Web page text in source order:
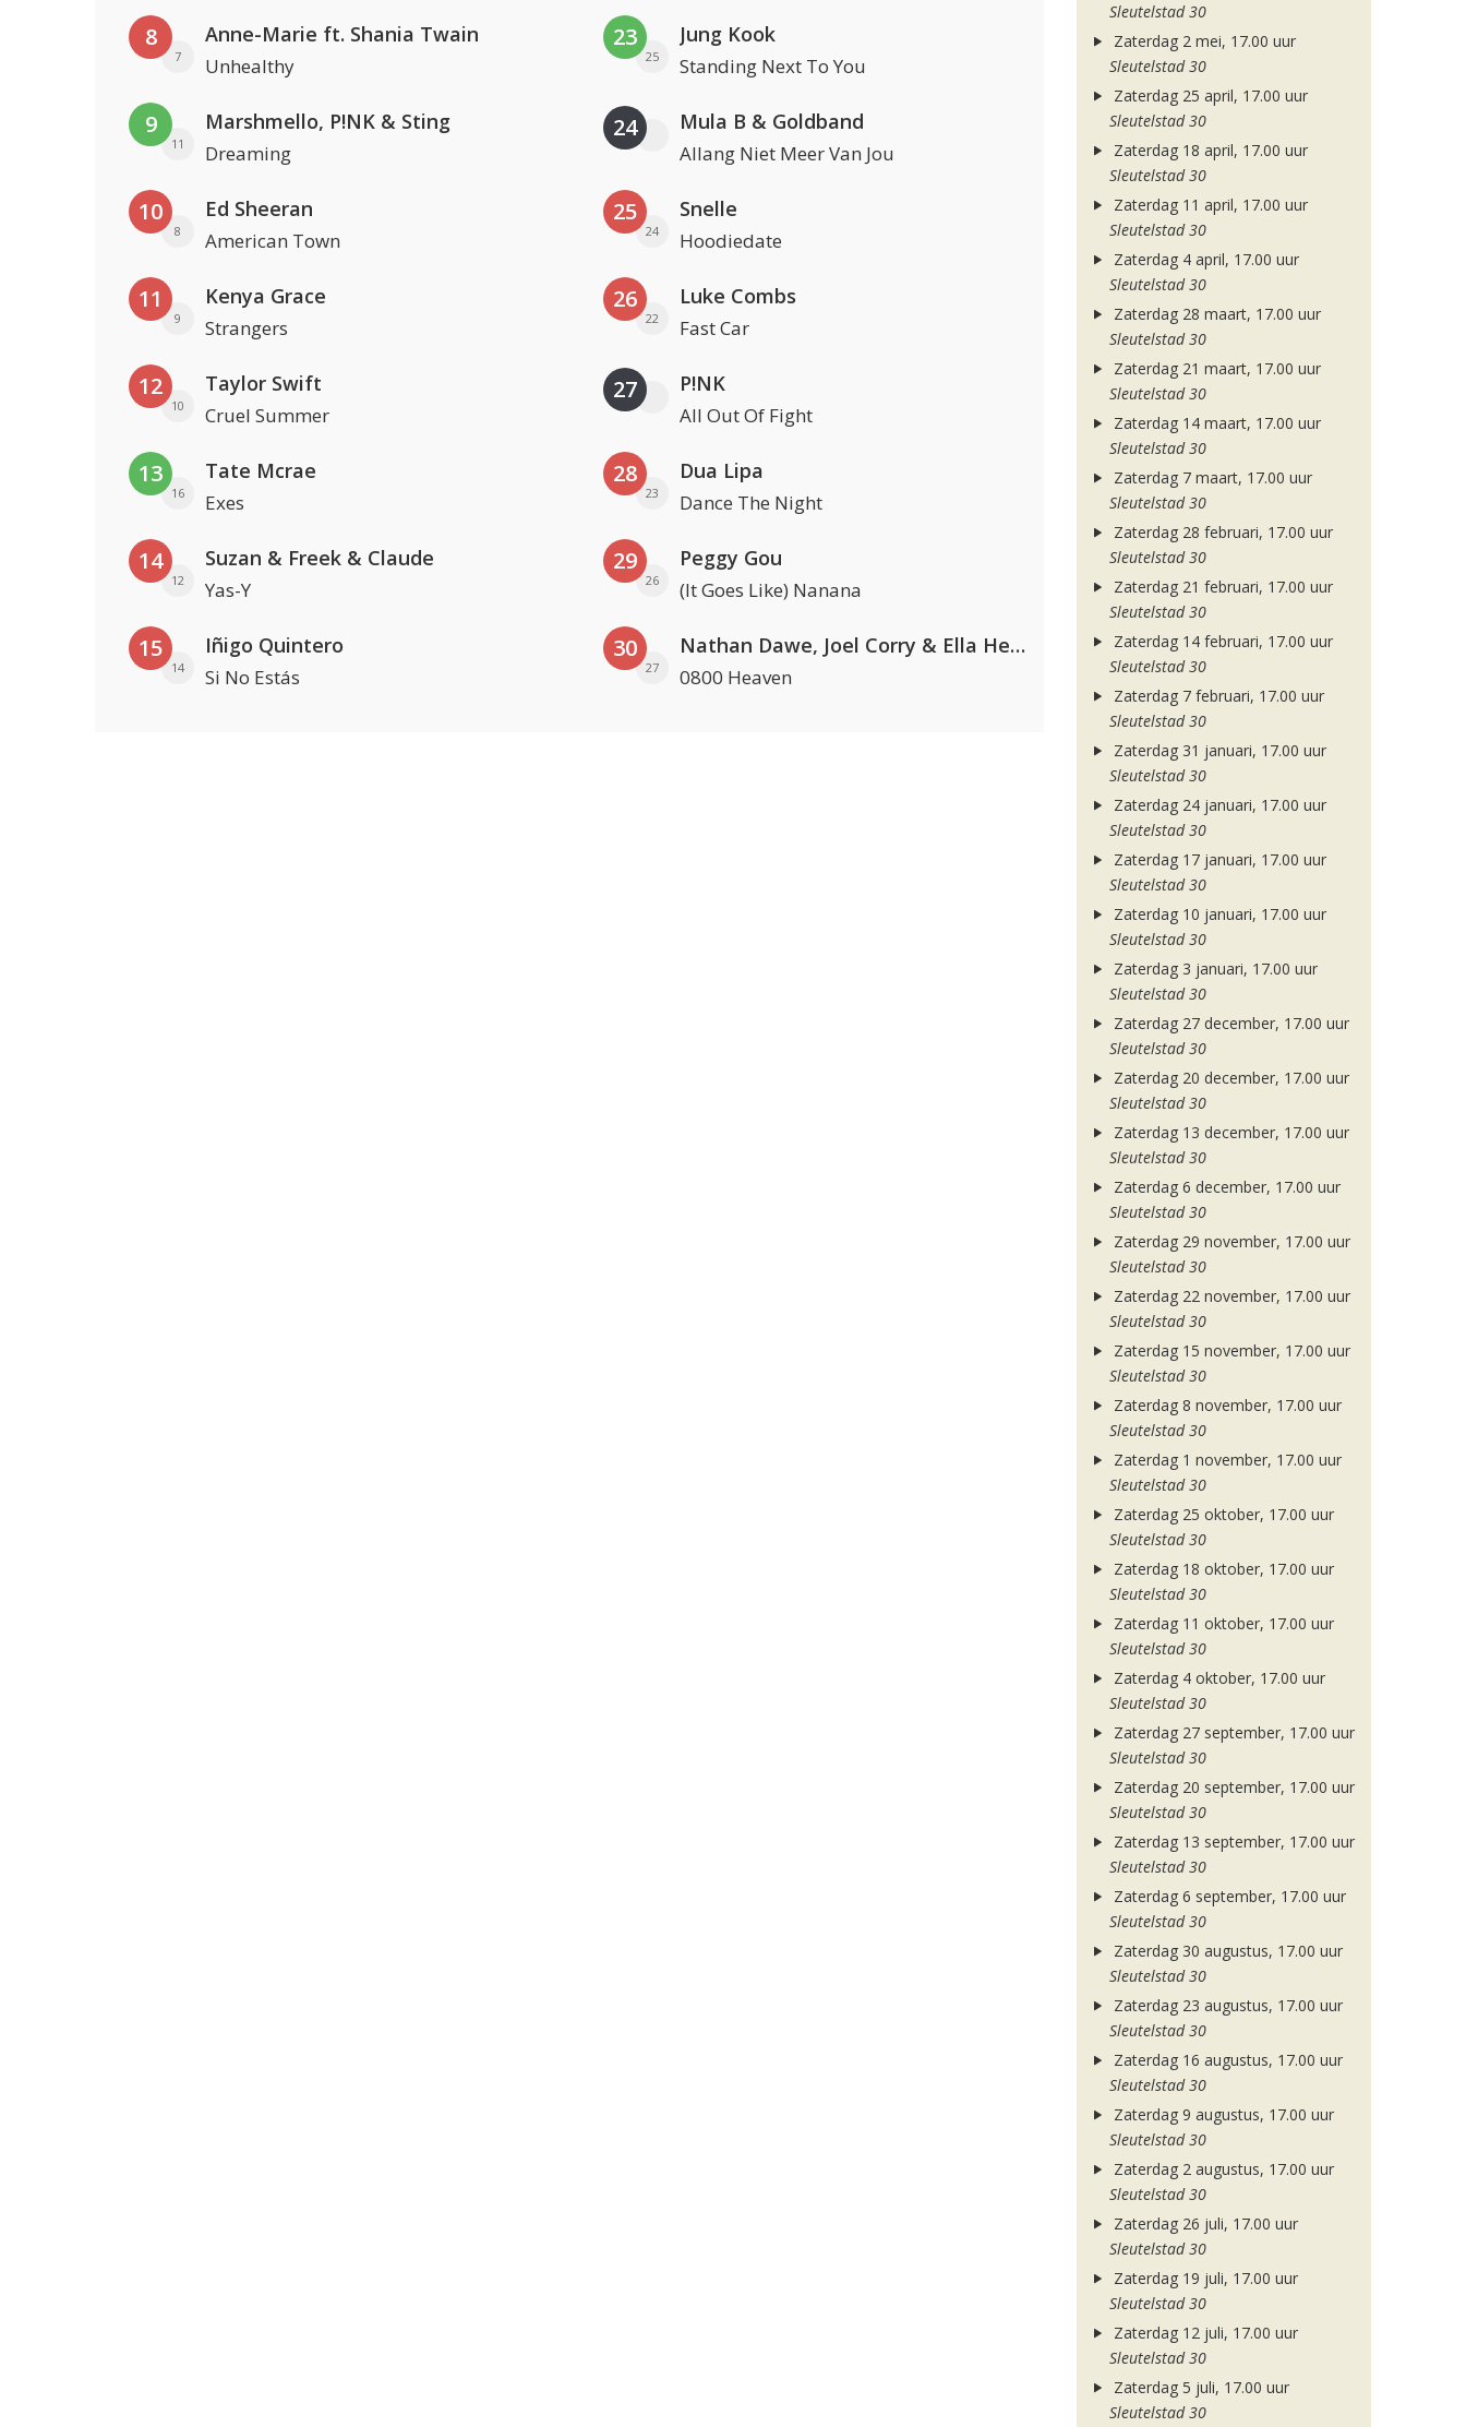
8
7
Anne-Marie ft. Shania Twain
Unhealthy
9
11
Marshmello, P!NK & Sting
Dreaming
10
8
Ed Sheeran
American Town
11
9
Kenya Grace
Strangers
12
10
Taylor Swift
Cruel Summer
13
16
Tate Mcrae
Exes
14
12
Suzan & Freek & Claude
Yas-Y
15
14
Iñigo Quintero
Si No Estás
23
25
Jung Kook
Standing Next To You
24 Mula B & Goldband
Allang Niet Meer Van Jou
25
24
Snelle
Hoodiedate
26
22
Luke Combs
Fast Car
27 P!NK
All Out Of Fight
28
23
Dua Lipa
Dance The Night
29
26
Peggy Gou
(It Goes Like) Nanana
30
27
Nathan Dawe, Joel Corry & Ella Henderson
0800 Heaven
Sleutelstad 30
Zaterdag 2 mei, 17.00 uur
Sleutelstad 30
Zaterdag 25 april, 17.00 uur
Sleutelstad 30
Zaterdag 18 april, 17.00 uur
Sleutelstad 30
Zaterdag 11 april, 17.00 uur
Sleutelstad 30
Zaterdag 4 april, 17.00 uur
Sleutelstad 30
Zaterdag 28 maart, 17.00 uur
Sleutelstad 30
Zaterdag 21 maart, 17.00 uur
Sleutelstad 30
Zaterdag 14 maart, 17.00 uur
Sleutelstad 30
Zaterdag 7 maart, 17.00 uur
Sleutelstad 30
Zaterdag 28 februari, 17.00 uur
Sleutelstad 30
Zaterdag 21 februari, 17.00 uur
Sleutelstad 30
Zaterdag 14 februari, 17.00 uur
Sleutelstad 30
Zaterdag 7 februari, 17.00 uur
Sleutelstad 30
Zaterdag 31 januari, 17.00 uur
Sleutelstad 30
Zaterdag 24 januari, 17.00 uur
Sleutelstad 30
Zaterdag 17 januari, 17.00 uur
Sleutelstad 30
Zaterdag 10 januari, 17.00 uur
Sleutelstad 30
Zaterdag 3 januari, 17.00 uur
Sleutelstad 30
Zaterdag 27 december, 17.00 uur
Sleutelstad 30
Zaterdag 20 december, 17.00 uur
Sleutelstad 30
Zaterdag 13 december, 17.00 uur
Sleutelstad 30
Zaterdag 6 december, 17.00 uur
Sleutelstad 30
Zaterdag 29 november, 17.00 uur
Sleutelstad 30
Zaterdag 22 november, 17.00 uur
Sleutelstad 30
Zaterdag 15 november, 17.00 uur
Sleutelstad 30
Zaterdag 8 november, 17.00 uur
Sleutelstad 30
Zaterdag 1 november, 17.00 uur
Sleutelstad 30
Zaterdag 25 oktober, 17.00 uur
Sleutelstad 30
Zaterdag 18 oktober, 17.00 uur
Sleutelstad 30
Zaterdag 11 oktober, 17.00 uur
Sleutelstad 30
Zaterdag 4 oktober, 17.00 uur
Sleutelstad 30
Zaterdag 27 september, 17.00 uur
Sleutelstad 30
Zaterdag 20 september, 17.00 uur
Sleutelstad 30
Zaterdag 13 september, 17.00 uur
Sleutelstad 30
Zaterdag 6 september, 17.00 uur
Sleutelstad 30
Zaterdag 30 augustus, 17.00 uur
Sleutelstad 30
Zaterdag 23 augustus, 17.00 uur
Sleutelstad 30
Zaterdag 16 augustus, 17.00 uur
Sleutelstad 30
Zaterdag 9 augustus, 17.00 uur
Sleutelstad 30
Zaterdag 2 augustus, 17.00 uur
Sleutelstad 30
Zaterdag 26 juli, 17.00 uur
Sleutelstad 30
Zaterdag 19 juli, 17.00 uur
Sleutelstad 30
Zaterdag 12 juli, 17.00 uur
Sleutelstad 30
Zaterdag 5 juli, 17.00 uur
Sleutelstad 30